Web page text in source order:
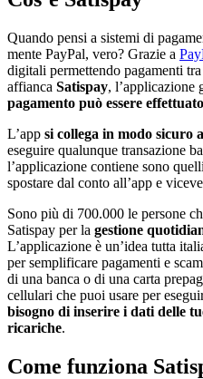
Quando pensi a sistemi di
mente PayPal, vero? Grazie a
digitali permettendo pagamenti
affianca Satispay, l’applicazione
pagamento può essere
L’app si collega in modo sicuro
eseguire qualunque transazione
l’applicazione contiene sono
spostare dal conto all’app e
Sono più di 700.000 le persone
Satispay per la gestione
L’applicazione è un’idea tutta
per semplificare pagamenti e
di una banca o di una carta
cellulari che puoi usare per
bisogno di inserire i dati delle
ricariche.
Come funziona